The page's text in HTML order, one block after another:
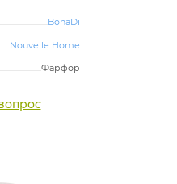
BonaDi
Nouvelle Home
Фарфор